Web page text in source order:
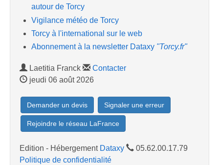
autour de Torcy
Vigilance météo de Torcy
Torcy à l'international sur le web
Abonnement à la newsletter Dataxy "Torcy.fr"
Laetitia Franck
Contacter
jeudi 06 août 2026
Demander un devis Signaler une erreur
Rejoindre le réseau LaFrance
Edition - Hébergement Dataxy
05.62.00.17.79
Politique de confidentialité